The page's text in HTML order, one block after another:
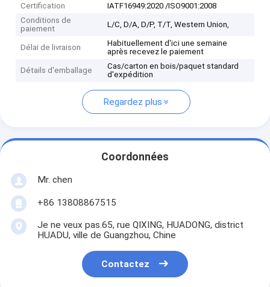
Certification
IATF16949:2020 /ISO9001:2008
Conditions de
paiement
L/C, D/A, D/P, T/T, Western Union,
Délai de livraison
Habituellement d'ici une semaine
après recevez le paiement
Détails d'emballage
Cas/carton en bois/paquet standard
d'expédition
Regardez plus
Coordonnées
Mr. chen
+86 13808867515
Je ne veux pas.65, rue QIXING, HUADONG, district
HUADU, ville de Guangzhou, Chine
Contactez